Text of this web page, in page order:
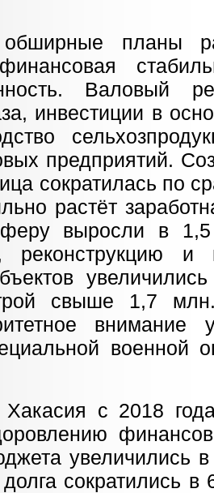
обширные планы
Валовый
инвестиции в
предприятий.
сократилась по
растёт
выросли в
реконструкцию
свыше 1,7 млн.
внимание
военной
с 2018
увеличились
сократились в